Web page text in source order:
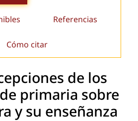
Referencias
Cómo citar
de los
primaria sobre
y su enseñanza